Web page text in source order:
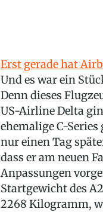
Erst gerade hat
Und es war ein
Denn dieses
US-Airline Delta
ehemalige C-
nur einen Tag
dass er am neuen
Anpassungen
Startgewicht des
2268 Kilogramm,